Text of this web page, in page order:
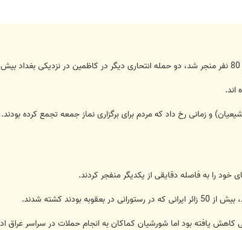
رخ داد که مردم برای برگزاری نماز جمعه تجمع کرده بودند. بر اساس گزارش
را به فاصله دقایقی از یکدیگر منفجر کردند.
کشته شدند.
کاهش یافته بود اما شورشیان کماکان به انجام حملات در سراسر عراق